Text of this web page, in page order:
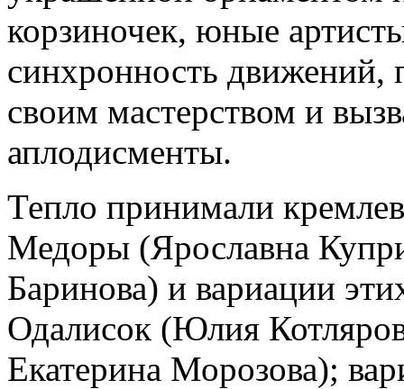
корзиночек, юные
синхронность движений,
своим мастерством и
аплодисменты.
Тепло принимали
Медоры (Ярославна
Баринова) и вариации
Одалисок (Юлия
Екатерина Морозова);